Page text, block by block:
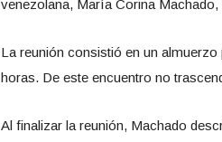
venezolana, María Corina
La reunión consistió en un
horas. De este encuentro no
Al finalizar la reunión, Machado